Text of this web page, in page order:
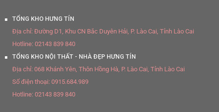
TỔNG KHO HƯNG TÍN
Địa chỉ: Đường D1, Khu CN Bắc Duyên Hải, P. Lào Cai, Tỉnh Lào Cai
Hotline: 02143 839 840
TỔNG KHO NỘI THẤT - NHÀ ĐẸP HƯNG TÍN
Địa chỉ: 068 Khánh Yên, Thôn Hồng Hà, P. Lào Cai, Tỉnh Lào Cai
Số điện thoại: 0915.684.989
Hotline: 02143 839 840